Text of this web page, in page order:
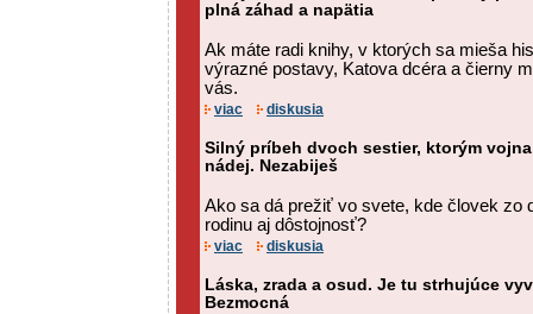
plná záhad a napätia
Ak máte radi knihy, v ktorých sa mieša
výrazné postavy, Katova dcéra a čierny
vás.
viac diskusia
Silný príbeh dvoch sestier, ktorým
nádej. Nezabiješ
Ako sa dá prežiť vo svete, kde človek zo
rodinu aj dôstojnosť?
viac diskusia
Láska, zrada a osud. Je tu strhujúce
Bezmocná